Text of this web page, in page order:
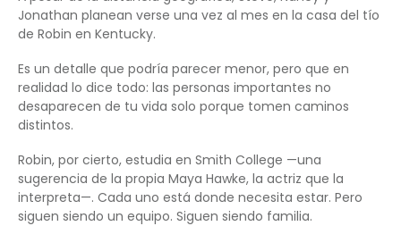
Jonathan planean verse una vez al mes en la casa del tío
de Robin en Kentucky.
Es un detalle que podría parecer menor, pero que en
realidad lo dice todo: las personas importantes no
desaparecen de tu vida solo porque tomen caminos
distintos.
Robin, por cierto, estudia en Smith College —una
sugerencia de la propia Maya Hawke, la actriz que la
interpreta—. Cada uno está donde necesita estar. Pero
siguen siendo un equipo. Siguen siendo familia.